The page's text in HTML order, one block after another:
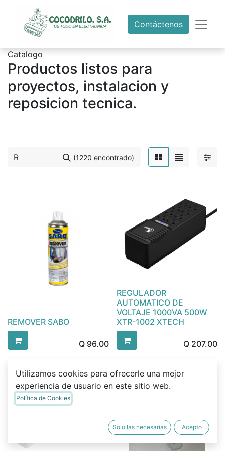
Contáctenos
Catalogo
Productos listos para
proyectos, instalacion y
reposicion tecnica.
(1220 encontrado)
REMOVER SABO
Q 96.00
REGULADOR
AUTOMATICO DE
VOLTAJE 1000VA 500W
XTR-1002 XTECH
Q 207.00
Utilizamos cookies para ofrecerle una mejor
experiencia de usuario en este sitio web.
Política de Cookies
Solo las necesarias Acepto